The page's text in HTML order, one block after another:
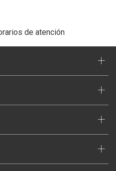
de atención
+
+
+
+